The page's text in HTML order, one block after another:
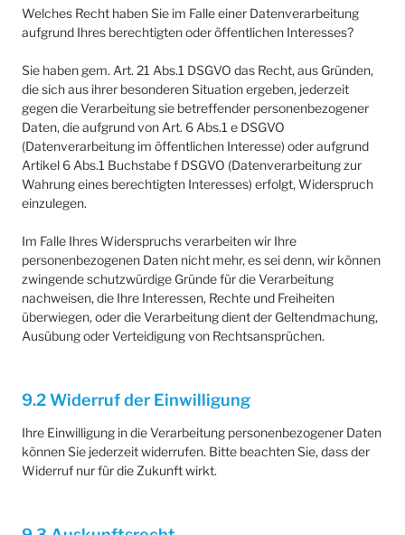
Welches Recht haben Sie im Falle einer Datenverarbeitung
aufgrund Ihres berechtigten oder öffentlichen Interesses?
Sie haben gem. Art. 21 Abs.1 DSGVO das Recht, aus Gründen,
die sich aus ihrer besonderen Situation ergeben, jederzeit
gegen die Verarbeitung sie betreffender personenbezogener
Daten, die aufgrund von Art. 6 Abs.1 e DSGVO
(Datenverarbeitung im öffentlichen Interesse) oder aufgrund
Artikel 6 Abs.1 Buchstabe f DSGVO (Datenverarbeitung zur
Wahrung eines berechtigten Interesses) erfolgt, Widerspruch
einzulegen.
Im Falle Ihres Widerspruchs verarbeiten wir Ihre
personenbezogenen Daten nicht mehr, es sei denn, wir können
zwingende schutzwürdige Gründe für die Verarbeitung
nachweisen, die Ihre Interessen, Rechte und Freiheiten
überwiegen, oder die Verarbeitung dient der Geltendmachung,
Ausübung oder Verteidigung von Rechtsansprüchen.
9.2 Widerruf der Einwilligung
Ihre Einwilligung in die Verarbeitung personenbezogener Daten
können Sie jederzeit widerrufen. Bitte beachten Sie, dass der
Widerruf nur für die Zukunft wirkt.